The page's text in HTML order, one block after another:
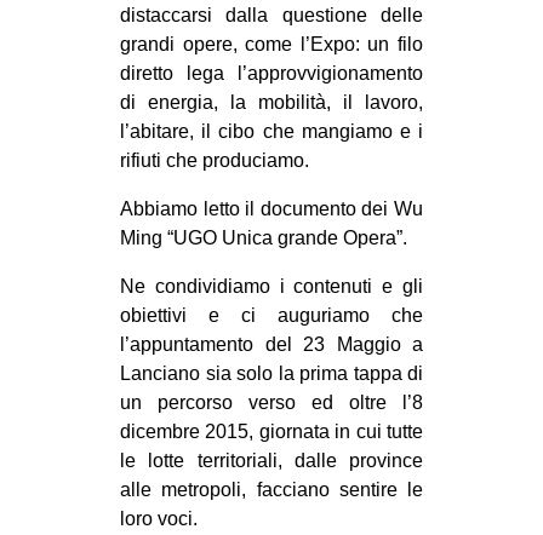
distaccarsi dalla questione delle
grandi opere, come l’Expo: un filo
diretto lega l’approvvigionamento
di energia, la mobilità, il lavoro,
l’abitare, il cibo che mangiamo e i
rifiuti che produciamo.
Abbiamo letto il documento dei Wu
Ming “UGO Unica grande Opera”.
Ne condividiamo i contenuti e gli
obiettivi e ci auguriamo che
l’appuntamento del 23 Maggio a
Lanciano sia solo la prima tappa di
un percorso verso ed oltre l’8
dicembre 2015, giornata in cui tutte
le lotte territoriali, dalle province
alle metropoli, facciano sentire le
loro voci.